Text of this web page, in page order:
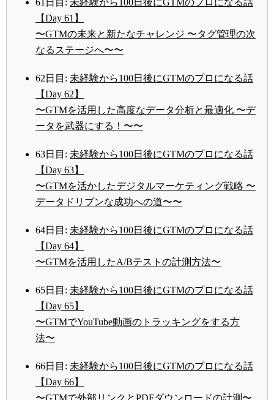
61日目: 未経験から100日後にGTMのプロになる話
【Day 61】
〜GTMの未来と新たなチャレンジ 〜タグ管理の次
なるステージへ〜〜
62日目: 未経験から100日後にGTMのプロになる話
【Day 62】
〜GTMを活用した高度なデータ分析と最適化 〜デ
ータを武器にする！〜〜
63日目: 未経験から100日後にGTMのプロになる話
【Day 63】
〜GTMを活かしたデジタルマーケティング戦略 〜
データドリブンな成功への道〜〜
64日目: 未経験から100日後にGTMのプロになる話
【Day 64】
〜GTMを活用したA/Bテストの計測方法〜
65日目: 未経験から100日後にGTMのプロになる話
【Day 65】
〜GTMでYouTube動画のトラッキングをする方
法〜
66日目: 未経験から100日後にGTMのプロになる話
【Day 66】